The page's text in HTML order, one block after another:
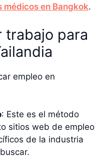
médicos en Bangkok.
trabajo para
empleo en
: Este es el método
sitios web de empleo
de la industria